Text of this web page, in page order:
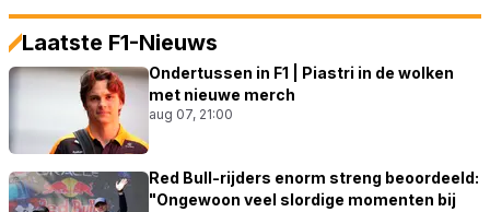
Laatste F1-Nieuws
Ondertussen in F1 | Piastri in de wolken
met nieuwe merch
aug 07, 21:00
Red Bull-rijders enorm streng beoordeeld:
"Ongewoon veel slordige momenten bij